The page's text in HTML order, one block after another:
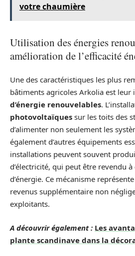
votre chaumière
Utilisation des énergies
amélioration de l’efficacité
Une des caractéristiques les plus
bâtiments agricoles Arkolia est leur
d’énergie renouvelables.
photovoltaïques sur les toits des
d’alimenter non seulement les
également d’autres équipements
installations peuvent souvent
d’électricité, qui peut être revendu
d’énergie. Ce mécanisme
revenus supplémentaire non
exploitants.
A découvrir également : Les
plante scandinave dans la